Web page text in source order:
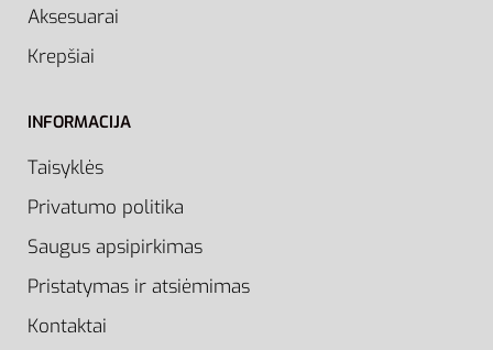
Aksesuarai
Krepšiai
INFORMACIJA
Taisyklės
Privatumo politika
Saugus apsipirkimas
Pristatymas ir atsiėmimas
Kontaktai